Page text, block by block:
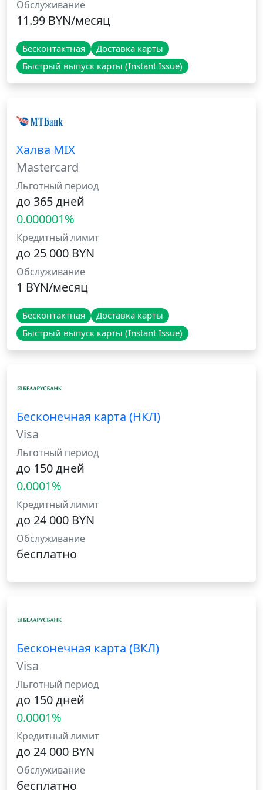
Обслуживание
11.99 BYN/месяц
Бесконтактная
Доставка карты
Быстрый выпуск карты (Instant Issue)
Халва MIX
Mastercard
Льготный период
до 365 дней
0.000001%
Кредитный лимит
до 25 000 BYN
Обслуживание
1 BYN/месяц
Бесконтактная
Доставка карты
Быстрый выпуск карты (Instant Issue)
Бесконечная карта (НКЛ)
Visa
Льготный период
до 150 дней
0.0001%
Кредитный лимит
до 24 000 BYN
Обслуживание
бесплатно
Бесконечная карта (ВКЛ)
Visa
Льготный период
до 150 дней
0.0001%
Кредитный лимит
до 24 000 BYN
Обслуживание
бесплатно